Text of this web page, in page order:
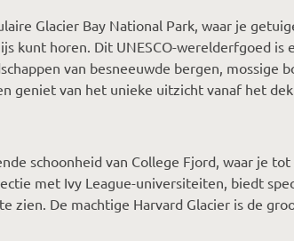
Glacier Bay National Park, waar je
kunt horen. Dit UNESCO-werelderfgoed
van besneeuwde bergen, mossige
geniet van het unieke uitzicht vanaf het
schoonheid van College Fjord, waar je
met Ivy League-universiteiten, biedt
zien. De machtige Harvard Glacier is de